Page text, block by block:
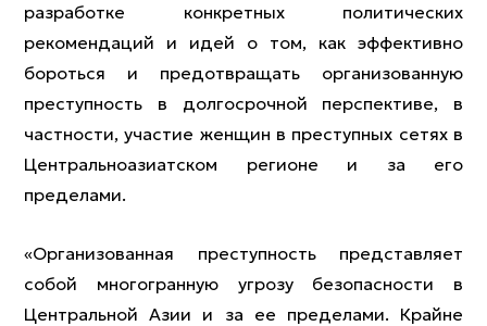
разработке конкретных политических
рекомендаций и идей о том, как эффективно
бороться и предотвращать организованную
преступность в долгосрочной перспективе, в
частности, участие женщин в преступных сетях в
Центральноазиатском регионе и за его
пределами.
«Организованная преступность представляет
собой многогранную угрозу безопасности в
Центральной Азии и за ее пределами. Крайне